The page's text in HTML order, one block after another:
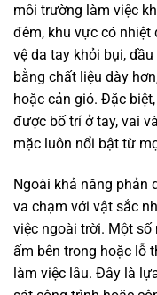
môi trường làm việc
đêm, khu vực có
vệ da tay khỏi bụi,
bằng chất liệu dày
hoặc cản gió. Đặc
được bố trí ở tay, vai
mặc luôn nổi bật từ
Ngoài khả năng phản
va chạm với vật sắc
việc ngoài trời. Một
ấm bên trong hoặc lỗ
làm việc lâu. Đây là